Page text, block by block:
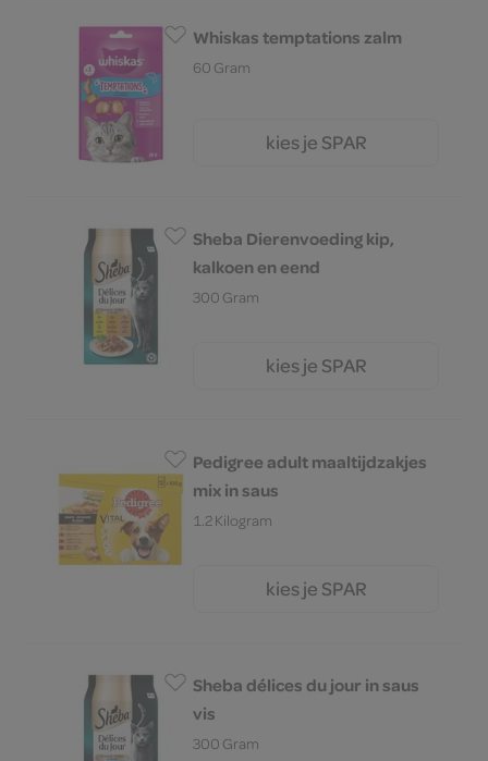
Whiskas temptations zalm
60 Gram
kies je SPAR
Sheba Dierenvoeding kip,
kalkoen en eend
300 Gram
kies je SPAR
Pedigree adult maaltijdzakjes
mix in saus
1.2 Kilogram
kies je SPAR
Sheba délices du jour in saus
vis
300 Gram